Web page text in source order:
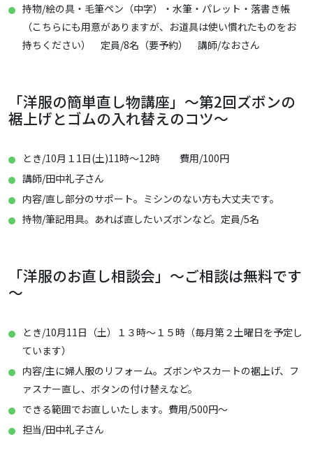
持物/絵の具・毛筆ペン（中字）・水筆・パレット・落書き帳
（こちらにも用意がありますが、お道具は使い慣れたものをお
持ちください） 定員/8名（要予約） 講師/なおさん
「洋服の簡単直し物講座」～第2回ズボンの
裾上げとゴムの入れ替えのコツ～
とき/10月１1日(土)11時～12時 費用/100円
講師/田中礼子さん
内容/直し部分のサポート。ミシンのない方も大丈夫です。
持物/筆記用具。あれば直したいズボンなど。定員/5名
「洋服のお直し相談会」～ご相談は無料です
～
とき/10月11日（土）１３時～１５時（毎月第２土曜日を予定し
ています）
内容/主に婦人服のリフォーム。ズボンやスカートの裾上げ、フ
ァスナー直し、ボタンの付け替えなど。
できる範囲でお直しいたします。費用/500円～
担当/田中礼子さん